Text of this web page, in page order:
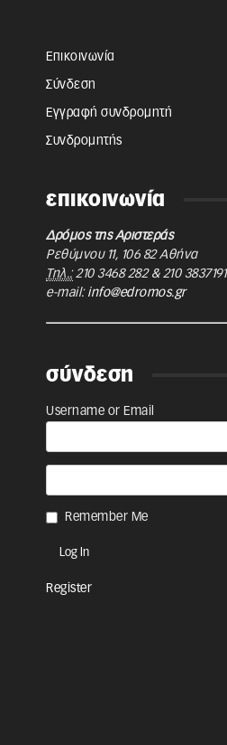
Επικοινωνία
Σύνδεση
Εγγραφή συνδρομητή
Συνδρομητής
επικοινωνία
Δρόμος της Αριστεράς
Ρεθύμνου 11, 106 82 Αθήνα
Τηλ.: 210 3468 282& 210 3837191
e-mail: info@edromos.gr
σύνδεση
Username or Email
Remember Me
Register